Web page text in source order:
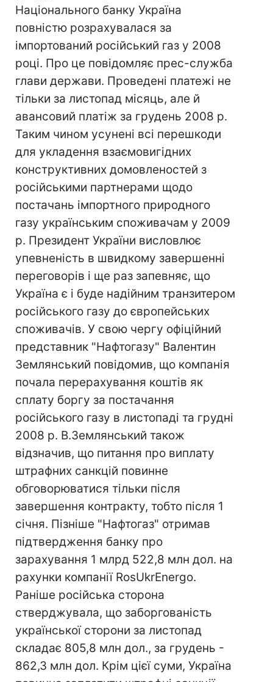
Національного банку Україна
повністю розрахувалася за
імпортований російський газ у 2008
році. Про це повідомляє прес-служба
глави держави. Проведені платежі не
тільки за листопад місяць, але й
авансовий платіж за грудень 2008 р.
Таким чином усунені всі перешкоди
для укладення взаємовигідних
конструктивних домовленостей з
російськими партнерами щодо
постачань імпортного природного
газу українським споживачам у 2009
р. Президент України висловлює
упевненість в швидкому завершенні
переговорів і ще раз запевняє, що
Україна є і буде надійним транзитером
російського газу до європейських
споживачів. У свою чергу офіційний
представник "Нафтогазу" Валентин
Землянський повідомив, що компанія
почала перерахування коштів як
сплату боргу за постачання
російського газу в листопаді та грудні
2008 р. В.Землянський також
відзначив, що питання про виплату
штрафних санкцій повинне
обговорюватися тільки після
завершення контракту, тобто після 1
січня. Пізніше "Нафтогаз" отримав
підтвердження банку про
зарахування 1 млрд 522,8 млн дол. на
рахунки компанії RosUkrEnergo.
Раніше російська сторона
стверджувала, що заборгованість
української сторони за листопад
складає 805,8 млн дол., за грудень -
862,3 млн дол. Крім цієї суми, Україна